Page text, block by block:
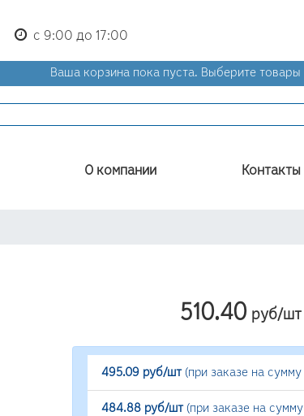
с 9:00 до 17:00
Ваша корзина пока пуста. Выберите товары
О компании Контакты
510.40 руб/шт
495.09 руб/шт(при заказе на сумму
484.88 руб/шт(при заказе на сумму